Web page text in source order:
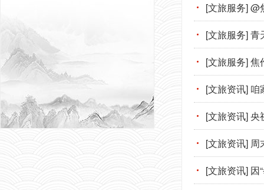
[文旅服务]
[文旅服务]
[文旅服务]
[文旅资讯]
[文旅资讯] 央
[文旅资讯]
[文旅资讯] 因